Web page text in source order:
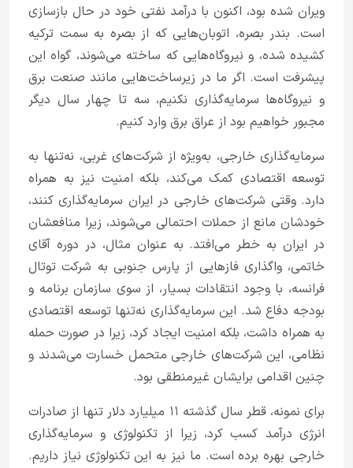
ویران شده بود، اکنون با درآمد نفتی خود در حال بازسازی
است. بندر بصره، اتوبان‌هایی که از بصره به سمت ترکیه
کشیده شده، و نیروگاه‌هایی که ساخته می‌شوند، گواه این
پیشرفت است. اگر ما در زیرساخت‌هایی مانند صنعت برق
و نیروگاه‌ها سرمایه‌گذاری نکنیم، سه تا چهار سال دیگر
مجبور خواهیم بود از عراق برق وارد کنیم.
سرمایه‌گذاری خارجی، به‌ویژه از شرکت‌های غربی، نه‌تنها به
توسعه اقتصادی کمک می‌کند، بلکه امنیت نیز به همراه
دارد. وقتی شرکت‌های خارجی در ایران سرمایه‌گذاری کنند،
خودشان مانع از حملات احتمالی می‌شوند، زیرا منافعشان
در ایران به خطر می‌افتد. به عنوان مثال، در دوره آقای
خاتمی، واگذاری فازهایی از پارس جنوبی به شرکت توتال
فرانسه، با وجود انتقادات بسیار، از سوی سازمان برنامه و
بودجه دفاع شد. این سرمایه‌گذاری نه‌تنها توسعه اقتصادی
به همراه داشت، بلکه امنیت ایجاد کرد، زیرا در صورت حمله
نظامی، این شرکت‌های خارجی متحمل خسارت می‌شدند و
چنین اقدامی برایشان غیرمنطقی بود.
برای نمونه، قطر سال گذشته ۱۱ میلیارد دلار تنها از صادرات
انرژی درآمد کسب کرد، زیرا از تکنولوژی و سرمایه‌گذاری
خارجی بهره برده است. ما نیز به این تکنولوژی نیاز داریم.